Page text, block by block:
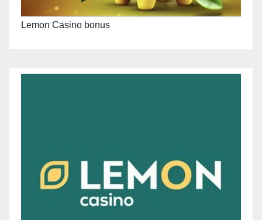
Lemon Casino bonus